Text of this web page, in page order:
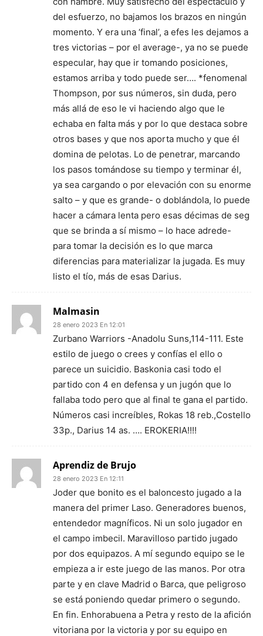
del esfuerzo, no bajamos los brazos en ningún
momento. Y era una ‘final’, a efes les dejamos a
tres victorias – por el average-, ya no se puede
especular, hay que ir tomando posiciones,
estamos arriba y todo puede ser…. *fenomenal
Thompson, por sus números, sin duda, pero
más allá de eso le vi haciendo algo que le
echaba en falta más y por lo que destaca sobre
otros bases y que nos aporta mucho y que él
domina de pelotas. Lo de penetrar, marcando
los pasos tomándose su tiempo y terminar él,
ya sea cargando o por elevación con su enorme
salto – y que es grande- o doblándola, lo puede
hacer a cámara lenta pero esas décimas de seg
que se brinda a sí mismo – lo hace adrede-
para tomar la decisión es lo que marca
diferencias para materializar la jugada. Es muy
listo el tío, más de esas Darius.
Malmasin
28 enero 2023 En 12:01
Zurbano Warriors -Anadolu Suns,114-111. Este
estilo de juego o crees y confías el ello o
parece un suicidio. Baskonia casi todo el
partido con 4 en defensa y un jugón que lo
fallaba todo pero que al final te gana el partido.
Números casi increíbles, Rokas 18 reb.,Costello
33p., Darius 14 as. …. EROKERIA!!!!
Aprendiz de Brujo
28 enero 2023 En 12:11
Joder que bonito es el baloncesto jugado a la
manera del primer Laso. Generadores buenos,
entendedor magníficos. Ni un solo jugador en
el campo imbecil. Maravilloso partido jugado
por dos equipazos. A mí segundo equipo se le
empieza a ir este juego de las manos. Por otra
parte y en clave Madrid o Barca, que peligroso
se está poniendo quedar primero o segundo.
En fin. Enhorabuena a Petra y resto de la afición
vitoriana por la victoria y por su equipo en